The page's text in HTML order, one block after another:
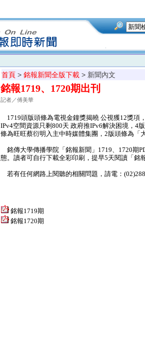
首頁 > 銘報新聞全版下載 > 新聞內文
銘報1719、1720期出刊
記者／傅美華
1719頭版頭條為電視金鐘獎揭曉 公視獲12獎項
IPv4空間資源只剩800天 政府推IPv6解決困境，4
條為旺旺蔡衍明入主中時媒體集團，2版頭條為
銘傳大學傳播學院「銘報新聞」1719、1720期
態。讀者可自行下載全彩印刷，提早5天閱讀「銘
若有任何網路上閱聽的相關問題，請電：
銘報1719期
銘報1720期